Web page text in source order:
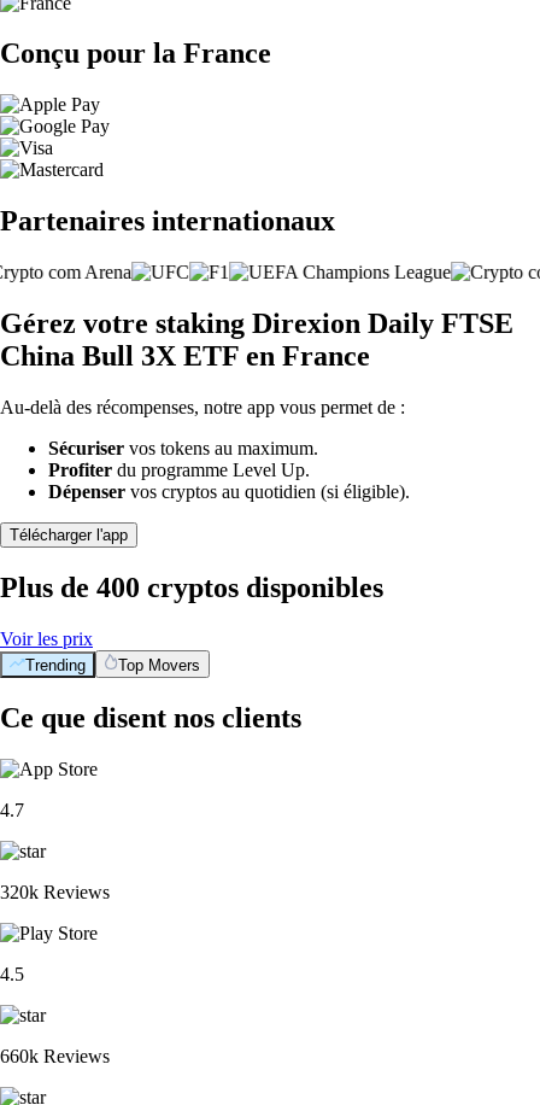
Conçu pour la France
Partenaires internationaux
Gérez votre staking Direxion Daily FTSE
China Bull 3X ETF en France
Au-delà des récompenses, notre app vous permet de :
Sécuriser vos tokens au maximum.
Profiter du programme Level Up.
Dépenser vos cryptos au quotidien (si éligible).
Télécharger l'app
Plus de 400 cryptos disponibles
Voir les prix
Trending Top Movers
Ce que disent nos clients
4.7
320k Reviews
4.5
660k Reviews